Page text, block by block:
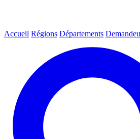
Accueil Régions Départements